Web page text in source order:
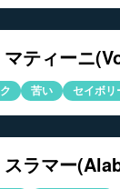
マティーニ
苦い セイボリ
スラマー